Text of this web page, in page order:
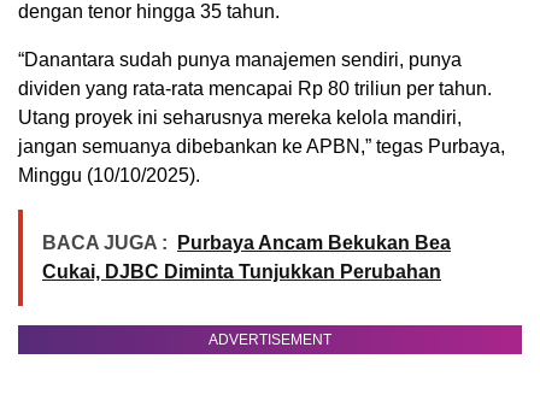
dengan tenor hingga 35 tahun.
“Danantara sudah punya manajemen sendiri, punya
dividen yang rata-rata mencapai Rp 80 triliun per tahun.
Utang proyek ini seharusnya mereka kelola mandiri,
jangan semuanya dibebankan ke APBN,” tegas Purbaya,
Minggu (10/10/2025).
BACA JUGA :
Purbaya Ancam Bekukan Bea
Cukai, DJBC Diminta Tunjukkan Perubahan
ADVERTISEMENT